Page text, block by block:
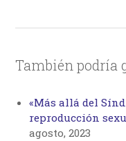
También podría
«Más allá del
reproducción
agosto, 2023